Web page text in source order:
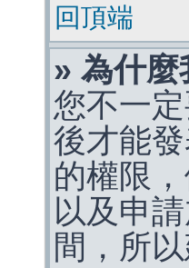
回頂端
» 為什麼
您不一
後才能
的權限
以及申
間，所以